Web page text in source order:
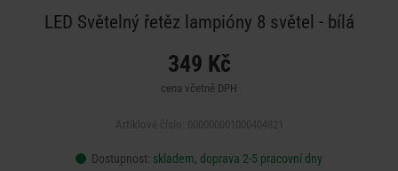
LED Světelný řetěz lampióny 8 světel - bílá
349 Kč
cena včetně DPH
Dostupnost: skladem, doprava 2-5 pracovní dny